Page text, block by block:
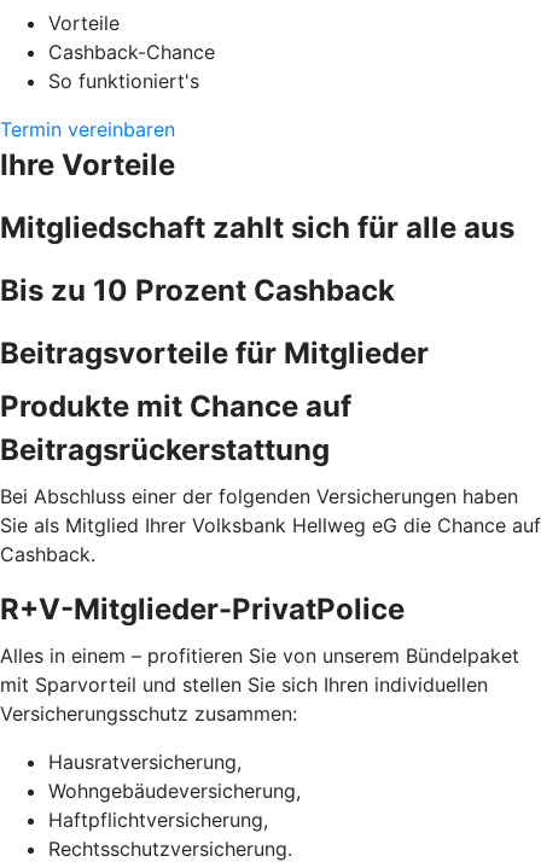
Vorteile
Cashback-Chance
So funktioniert's
Termin vereinbaren
Ihre Vorteile
Mitgliedschaft zahlt sich für alle aus
Bis zu 10 Prozent Cashback
Beitragsvorteile für Mitglieder
Produkte mit Chance auf
Beitragsrückerstattung
Bei Abschluss einer der folgenden Versicherungen haben
Sie als Mitglied Ihrer Volksbank Hellweg eG die Chance auf
Cashback.
R+V-Mitglieder-PrivatPolice
Alles in einem – profitieren Sie von unserem Bündelpaket
mit Sparvorteil und stellen Sie sich Ihren individuellen
Versicherungsschutz zusammen:
Hausratversicherung,
Wohngebäudeversicherung,
Haftpflichtversicherung,
Rechtsschutzversicherung.